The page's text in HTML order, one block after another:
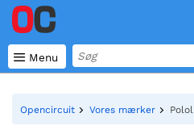
 Menu
Opencircuit Vores mærker